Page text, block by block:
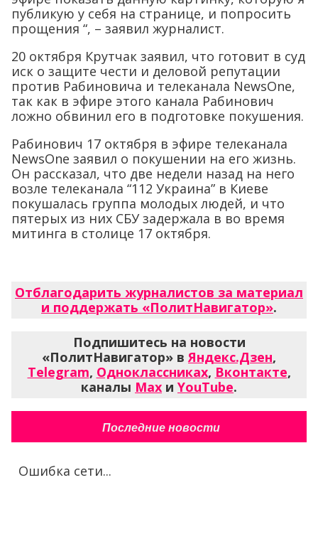
публикую у себя на странице, и попросить
прощения “, – заявил журналист.
20 октября Крутчак заявил, что готовит в суд
иск о защите чести и деловой репутации
против Рабиновича и телеканала NewsOne,
так как в эфире этого канала Рабинович
ложно обвинил его в подготовке покушения.
Рабинович 17 октября в эфире телеканала
NewsOne заявил о покушении на его жизнь.
Он рассказал, что две недели назад на него
возле телеканала “112 Украина” в Киеве
покушалась группа молодых людей, и что
пятерых из них СБУ задержала в во время
митинга в столице 17 октября.
Отблагодарить журналистов за материал
и поддержать «ПолитНавигатор».
Подпишитесь на новости
«ПолитНавигатор» вЯндекс.Дзен,
Telegram, Одноклассниках, Вконтакте,
каналы Max и YouTube.
Последние новости
Ошибка сети...